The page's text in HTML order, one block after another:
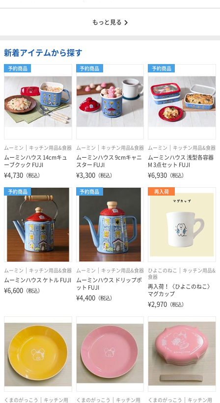
もっと見る
新着アイテムから探す
予約商品
ムーミン キッチン用品&食器
ムーミンハウス 14cmキュ
ーブクック FUJI
¥4,730 （税込）
予約商品
ムーミン キッチン用品&食器
ムーミンハウス 9cmキャニ
スター FUJI
¥3,300（税込）
予約商品
ムーミン キッチン用品&食器
ムーミンハウス 浅型各容器
M 3点セット FUJI
¥6,930 （税込）
予約商品
ムーミン キッチン用品&食器
ムーミンハウス ケトル FUJI
¥6,600 （税込）
予約商品
ムーミン キッチン用品&食器
ムーミンハウス ドリップポ
ット FUJI
¥4,400（税込）
再入荷
ひよこのねこ
キッチン用品&
食器
再入荷！〈ひよこのねこ〉
マグカップ
¥2,970 （税込）
くまのがっこう
キッチン用
くまのがっこう
キッチン用
くまのがっこう
キッチン用